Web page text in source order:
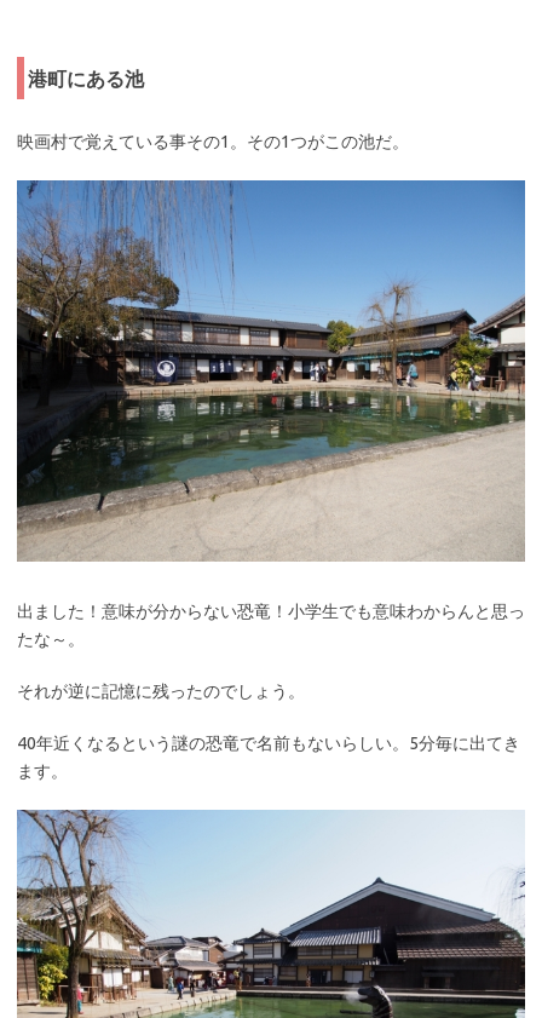
港町にある池
映画村で覚えている事その1。その1つがこの池だ。
出ました！意味が分からない恐竜！小学生でも意味わからんと思っ
たな～。
それが逆に記憶に残ったのでしょう。
40年近くなるという謎の恐竜で名前もないらしい。5分毎に出てき
ます。